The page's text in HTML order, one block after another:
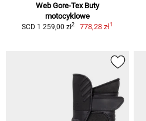
Web Gore-Tex Buty
motocyklowe
SCD 1 259,00 zł2 778,28 zł1